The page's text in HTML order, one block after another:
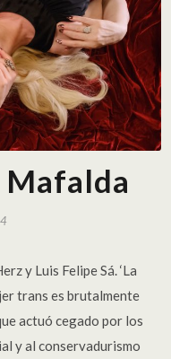
y Luis Felipe Sá. ‘La
trans es brutalmente
actuó cegado por los
y al conservadurismo